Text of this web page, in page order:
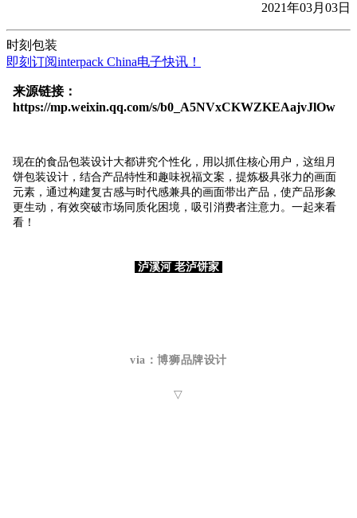
2021年03月03日
时刻包装
即刻订阅interpack China电子快讯！
来源链接：
https://mp.weixin.qq.com/s/b0_A5NVxCKWZKEAajvJlOw
现在的食品包装设计大都讲究个性化，用以抓住核心用户，这组月
饼包装设计， 结合产品特性和趣味祝福文案，提炼极具张力的画面
元素，通过构建复古感与时代感兼具的画面带出产品，使产品形象
更生动，有效突破市场同质化困境，吸引消费者注意力。一起来看
看！
泸溪河 老泸饼家
via：博狮品牌设计
▽